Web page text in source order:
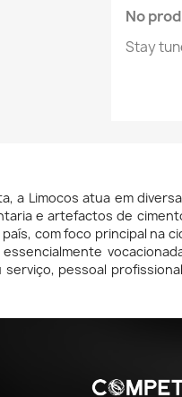
Create wishlist
((modalTitle))
You need to be logged
No
Stay
a Limocos atua em
e artefactos de
com foco principal na
pessoal